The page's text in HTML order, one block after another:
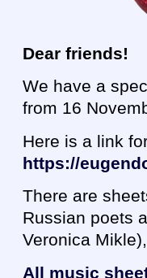
Dear friends!
We have a
from 16
Here is a link
https://
There are
Russian poets
Veronica
All music